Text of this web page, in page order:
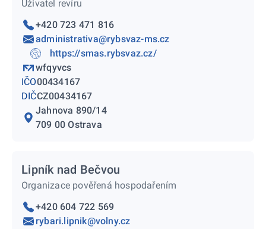
Uživatel revíru
+420 723 471 816
administrativa@rybsvaz-ms.cz
https://smas.rybsvaz.cz/
wfqyvcs
IČO00434167
DIČCZ00434167
Jahnova 890/14
709 00 Ostrava
Lipník nad Bečvou
Organizace pověřená hospodařením
+420 604 722 569
rybari.lipnik@volny.cz